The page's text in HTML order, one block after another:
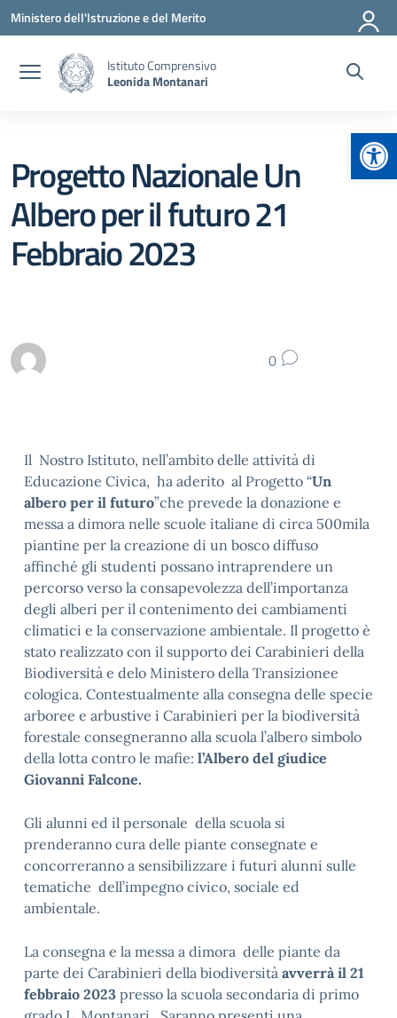
Vai ai contenuti
Vai al menu di navigazione
Vai al footer
Ministero dell'Istruzione e del Merito
Istituto Comprensivo
Leonida Montanari
Progetto Nazionale Un
Albero per il futuro 21
Febbraio 2023
0
Il Nostro Istituto, nell’ambito delle attività di
Educazione Civica, ha aderito al Progetto “Un
albero per il futuro”che prevede la donazione e
messa a dimora nelle scuole italiane di circa 500mila
piantine per la creazione di un bosco diffuso
affinché gli studenti possano intraprendere un
percorso verso la consapevolezza dell’importanza
degli alberi per il contenimento dei cambiamenti
climatici e la conservazione ambientale. Il progetto è
stato realizzato con il supporto dei Carabinieri della
Biodiversità e delo Ministero della Transizionee
cologica. Contestualmente alla consegna delle specie
arboree e arbustive i Carabinieri per la biodiversità
forestale consegneranno alla scuola l’albero simbolo
della lotta contro le mafie: l’Albero del giudice
Giovanni Falcone.
Gli alunni ed il personale della scuola si
prenderanno cura delle piante consegnate e
concorreranno a sensibilizzare i futuri alunni sulle
tematiche dell’impegno civico, sociale ed
ambientale.
La consegna e la messa a dimora delle piante da
parte dei Carabinieri della biodiversità avverrà il 21
febbraio 2023 presso la scuola secondaria di primo